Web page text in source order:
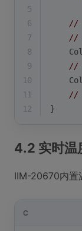
5
6
//
7
//
8
9
//
10
11
//
12
}
4.2 实时温
IIM-20670内置
C